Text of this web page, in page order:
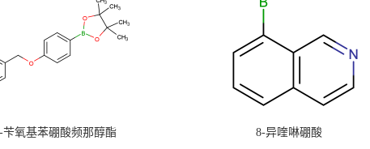
苄氧基苯硼酸频那醇酯 8-异喹啉硼酸